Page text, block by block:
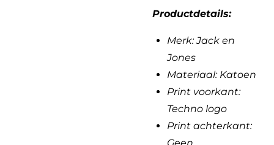
Productdetails:
Merk: Jack en
Jones
Materiaal: Katoen
Print voorkant:
Techno logo
Print achterkant: